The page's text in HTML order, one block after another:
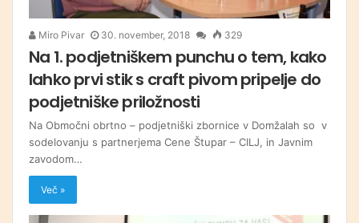
Miro Pivar 30. november, 2018 329
Na 1. podjetniškem punchu o tem, kako
lahko prvi stik s craft pivom pripelje do
podjetniške priložnosti
Na Območni obrtno – podjetniški zbornice v Domžalah so v
sodelovanju s partnerjema Cene Štupar – CILJ, in Javnim
zavodom…
Več »